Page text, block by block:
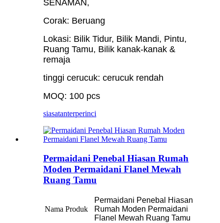
SENAMAN,
Corak: Beruang
Lokasi: Bilik Tidur, Bilik Mandi, Pintu,
Ruang Tamu, Bilik kanak-kanak &
remaja
tinggi cerucuk: cerucuk rendah
MOQ: 100 pcs
siasatanterperinci
Permaidani Penebal Hiasan Rumah
Moden Permaidani Flanel Mewah
Ruang Tamu
Nama Produk
Permaidani Penebal Hiasan
Rumah Moden Permaidani
Flanel Mewah Ruang Tamu